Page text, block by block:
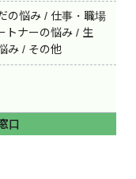
の悩み / 仕事・職場
トナーの悩み / 生
み / その他
口